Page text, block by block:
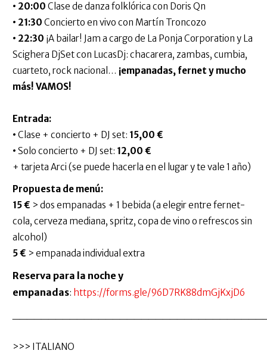
• 20:00 Clase de danza folklórica con Doris Qn
• 21:30 Concierto en vivo con Martín Troncozo
• 22:30 ¡A bailar! Jam a cargo de La Ponja Corporation y La
Scighera DjSet con LucasDj: chacarera, zambas, cumbia,
cuarteto, rock nacional… ¡empanadas, fernet y mucho
más! VAMOS!
Entrada:
• Clase + concierto + DJ set: 15,00 €
• Solo concierto + DJ set: 12,00 €
+ tarjeta Arci (se puede hacerla en el lugar y te vale 1 año)
Propuesta de menú:
15 € > dos empanadas + 1 bebida (a elegir entre fernet-
cola, cerveza mediana, spritz, copa de vino o refrescos sin
alcohol)
5 € > empanada individual extra
Reserva para la noche y
empanadas: https://forms.gle/96D7RK88dmGjKxjD6
>>> ITALIANO